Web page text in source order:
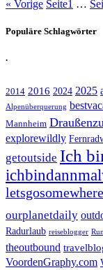
« Vorige Seite1 …
Populäre Schlagwörter
.
2014 2016 2024 2025
Alpenüberquerung
Mannheim
explorewildly
getoutside Ich
letsgosomewhere
ourplanetdaily
Radurlaub reiseblogger
theoutbound
VoordenGraphy.com